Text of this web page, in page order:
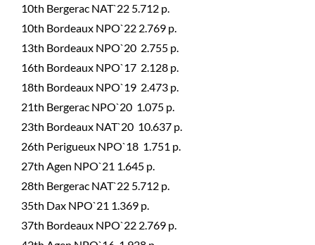
10th Bergerac NAT`22 5.712 p.
10th Bordeaux NPO`22 2.769 p.
13th Bordeaux NPO`20 2.755 p.
16th Bordeaux NPO`17 2.128 p.
18th Bordeaux NPO`19 2.473 p.
21th Bergerac NPO`20 1.075 p.
23th Bordeaux NAT`20 10.637 p.
26th Perigueux NPO`18 1.751 p.
27th Agen NPO`21 1.645 p.
28th Bergerac NAT`22 5.712 p.
35th Dax NPO`21 1.369 p.
37th Bordeaux NPO`22 2.769 p.